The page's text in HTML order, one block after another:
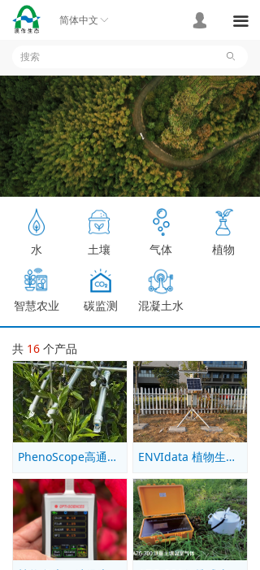
끀
首页
产品
应用案例
技术支持
关于我们
联系我们
ꀅ
简体中文 넙
ꄙ
水 土壤 气体 植物
智慧农业 碳监测
混凝土水
分
共 16 个产品
PhenoScope高通量植物抗性筛选系统 ENVIdata 植物生理生态监测系统